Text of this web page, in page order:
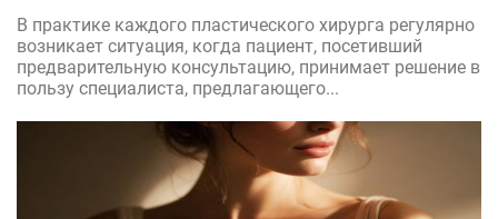
В практике каждого пластического хирурга регулярно
возникает ситуация, когда пациент, посетивший
предварительную консультацию, принимает решение в
пользу специалиста, предлагающего...